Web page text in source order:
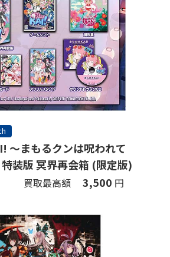
～まもるクンは呪われて
装版 冥界再会箱 (限定版)
買取最高額 3,500 円